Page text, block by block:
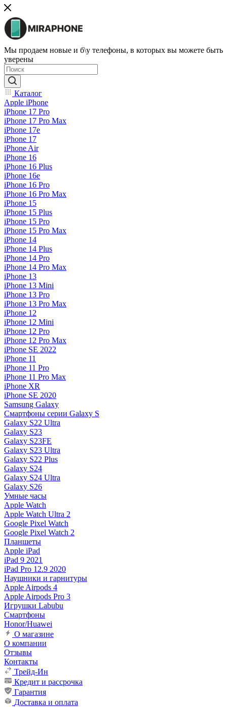
Мы продаем новые и б\у телефоны, в которых вы можете быть
уверены
Каталог
Apple iPhone
iPhone 17 Pro
iPhone 17 Pro Max
iPhone 17e
iPhone 17
iPhone Air
iPhone 16
iPhone 16 Plus
iPhone 16e
iPhone 16 Pro
iPhone 16 Pro Max
iPhone 15
iPhone 15 Plus
iPhone 15 Pro
iPhone 15 Pro Max
iPhone 14
iPhone 14 Plus
iPhone 14 Pro
iPhone 14 Pro Max
iPhone 13
iPhone 13 Mini
iPhone 13 Pro
iPhone 13 Pro Max
iPhone 12
iPhone 12 Mini
iPhone 12 Pro
iPhone 12 Pro Max
iPhone SE 2022
iPhone 11
iPhone 11 Pro
iPhone 11 Pro Max
iPhone XR
iPhone SE 2020
Samsung Galaxy
Смартфоны серии Galaxy S
Galaxy S22 Ultra
Galaxy S23
Galaxy S23FE
Galaxy S23 Ultra
Galaxy S22 Plus
Galaxy S24
Galaxy S24 Ultra
Galaxy S26
Умные часы
Apple Watch
Apple Watch Ultra 2
Google Pixel Watch
Google Pixel Watch 2
Планшеты
Apple iPad
iPad 9 2021
iPad Pro 12.9 2020
Наушники и гарнитуры
Apple Airpods 4
Apple Airpods Pro 3
Игрушки Labubu
Смартфоны
Honor/Huawei
О магазине
О компании
Отзывы
Контакты
Трейд-Ин
Кредит и рассрочка
Гарантия
Доставка и оплата